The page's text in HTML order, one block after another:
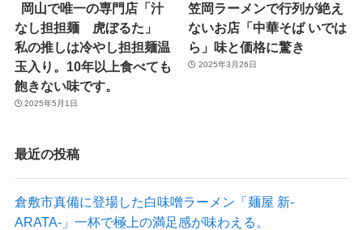
岡山で唯一の専門店「汁
なし担担麺 虎ぼるた」
私の推しは冷やし担担麺温
玉入り。10年以上食べても
飽きない味です。
2025年5月1日
笠岡ラーメンで行列が絶え
ないお店「中華そば いでは
ら」味と価格に驚き
2025年3月26日
最近の投稿
倉敷市真備に登場した白味噌ラーメン「麺屋 新-
ARATA-」一杯で極上の満足感が味わえる。